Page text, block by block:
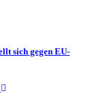
sich gegen EU-